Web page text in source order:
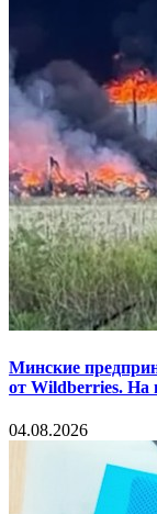
Минские
от Wildberries.
04.08.2026